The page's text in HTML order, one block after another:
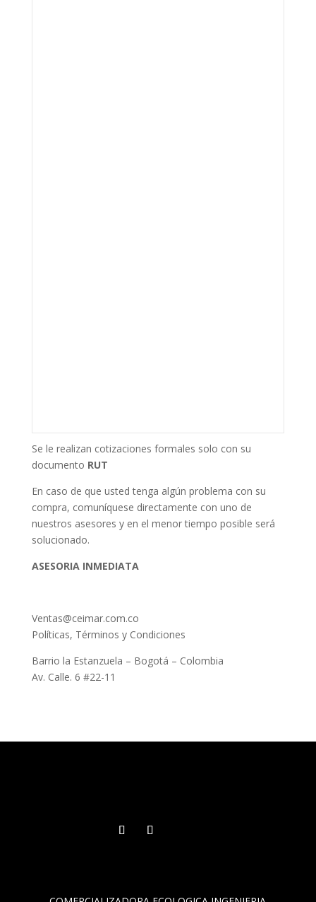
Se le realizan cotizaciones formales solo con su
documento RUT
En caso de que usted tenga algún problema con su
compra, comuníquese directamente con uno de
nuestros asesores y en el menor tiempo posible será
solucionado.
ASESORIA INMEDIATA
Ventas@ceimar.com.co
Políticas, Términos y Condiciones
Barrio la Estanzuela – Bogotá – Colombia
Av. Calle. 6 #22-11